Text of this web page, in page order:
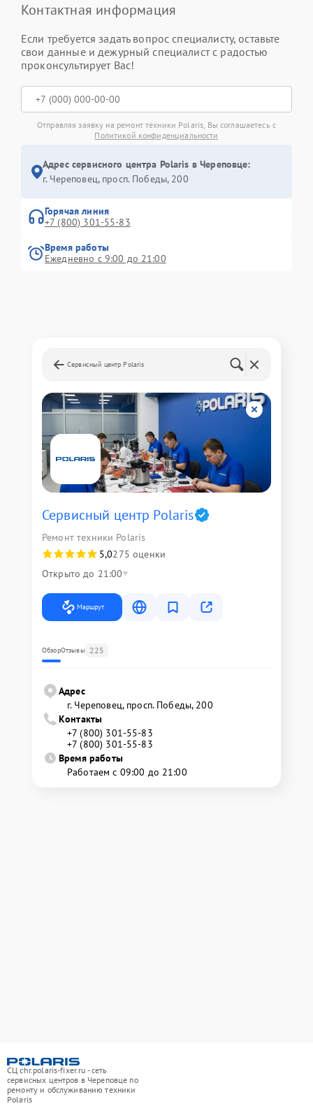
Контактная информация
Если требуется задать вопрос специалисту, оставьте
свои данные и дежурный специалист с радостью
проконсультирует Вас!
Отправляя заявку на ремонт техники Polaris, Вы соглашаетесь с
Политикой конфиденциальности
Адрес сервисного центра Polaris в Череповце:
г. Череповец, просп. Победы, 200
Горячая линия
+7 (800) 301-55-83
Время работы
Ежедневно с 9:00 до 21:00
Сервисный центр Polaris
Сервисный центр Polaris
Ремонт техники Polaris
5,0275 оценки
Открыто до 21:00
Маршрут
ОбзорОтзывы 225
Адрес
г. Череповец, просп. Победы, 200
Контакты
+7 (800) 301-55-83
+7 (800) 301-55-83
Время работы
Работаем с 09:00 до 21:00
СЦ chr.polaris-fixer.ru - сеть
сервисных центров в Череповце по
ремонту и обслуживанию техники
Polaris